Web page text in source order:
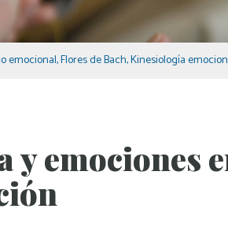
emocional,Flores de Bach,Kinesiología
y emociones